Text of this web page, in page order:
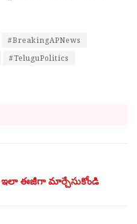
#BreakingAPNews
#TeluguPolitics
ఇలా ఈజీగా మార్చేసుకోండి